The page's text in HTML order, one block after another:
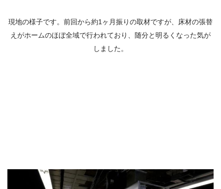
現地の様子です。前回から約1ヶ月振りの取材ですが、床材の張替
えがホームのほぼ全域で行われており、随分と明るくなった気が
しました。